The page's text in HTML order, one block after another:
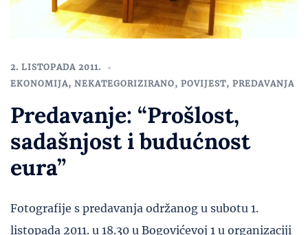
2. LISTOPADA 2011.
EKONOMIJA, NEKATEGORIZIRANO, POVIJEST, PREDAVANJA
Predavanje: “Prošlost,
sadašnjost i budućnost
eura”
Fotografije s predavanja održanog u subotu 1.
listopada 2011. u 18.30 u Bogovićevoj 1 u organizaciji